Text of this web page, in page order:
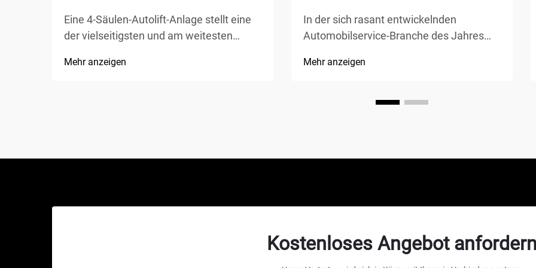
Eine 4-Säulen-Autolift-Anlage stellt eine
der vielseitigsten und am weitesten
Werkstätten, privaten Garagen und
Mehr anzeigen
In der sich rasant entwickelnden
Automobilservice-Branche des Jahres
zunehmend für fortschrittliche
gleichzeitig Sicherheit gewährleistet. Der
Mehr anzeigen
Kostenloses Angebot anfordern